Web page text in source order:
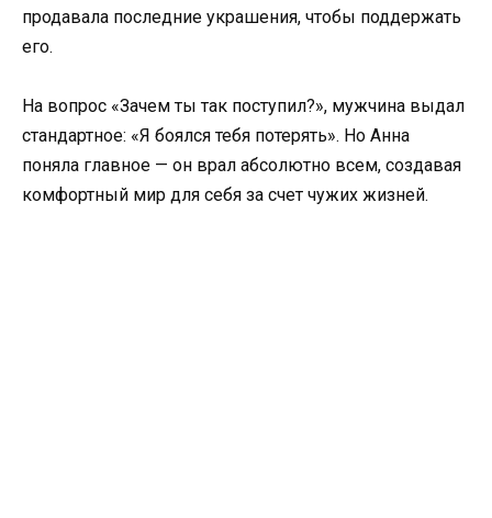
продавала последние украшения, чтобы поддержать
его.
На вопрос «Зачем ты так поступил?», мужчина выдал
стандартное: «Я боялся тебя потерять». Но Анна
поняла главное — он врал абсолютно всем, создавая
комфортный мир для себя за счет чужих жизней.